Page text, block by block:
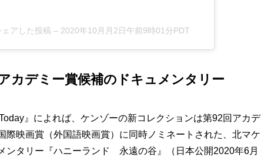
アした投稿 – 2020年10月月2日午前9時01分PDT
カデミー賞候補のドキュメンタリー
』によれば、ケンゾーの新コレクションは第92回アカデ
際映画賞（外国語映画賞）に同時ノミネートされた、北マケ
ンタリー『ハニーランド 永遠の谷』（日本公開2020年6月